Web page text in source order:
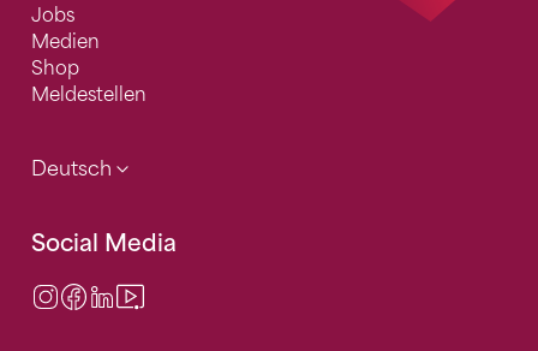
Jobs
Medien
Shop
Meldestellen
Deutsch
Social Media
Instagram
Facebook
LinkedIn